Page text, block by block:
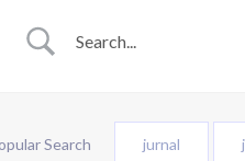
Search jurnal